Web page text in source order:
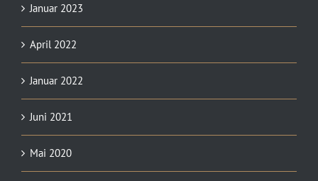
Januar 2023
April 2022
Januar 2022
Juni 2021
Mai 2020